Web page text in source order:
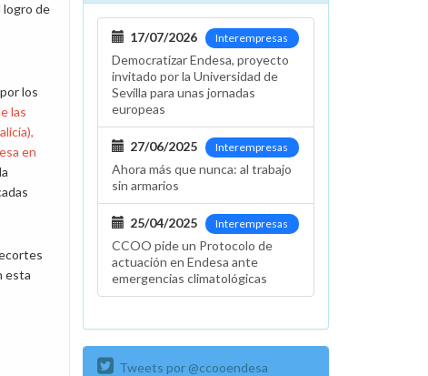
logro de
los
las
en
esta
Interempresas
17/07/2026
Democratizar Endesa, proyecto
invitado por la Universidad de
Sevilla para unas jornadas
europeas
Interempresas
27/06/2025
Ahora más que nunca: al trabajo
sin armarios
Interempresas
25/04/2025
CCOO pide un Protocolo de
actuación en Endesa ante
emergencias climatológicas
Tweets por @ccooendesa